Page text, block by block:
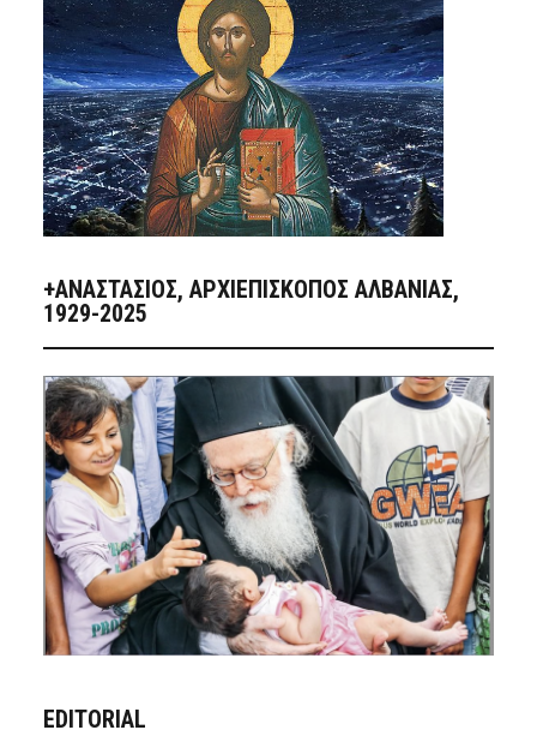
+ΑΝΑΣΤΆΣΙΟΣ, ΑΡΧΙΕΠΊΣΚΟΠΟΣ ΑΛΒΑΝΊΑΣ,
1929-2025
EDITORIAL